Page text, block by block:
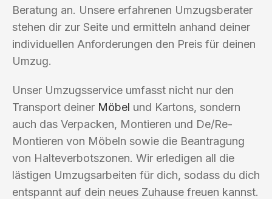
Beratung an. Unsere erfahrenen Umzugsberater
stehen dir zur Seite und ermitteln anhand deiner
individuellen Anforderungen den Preis für deinen
Umzug.
Unser Umzugsservice umfasst nicht nur den
Transport deiner Möbel und Kartons, sondern
auch das Verpacken, Montieren und De/Re-
Montieren von Möbeln sowie die Beantragung
von Halteverbotszonen. Wir erledigen all die
lästigen Umzugsarbeiten für dich, sodass du dich
entspannt auf dein neues Zuhause freuen kannst.